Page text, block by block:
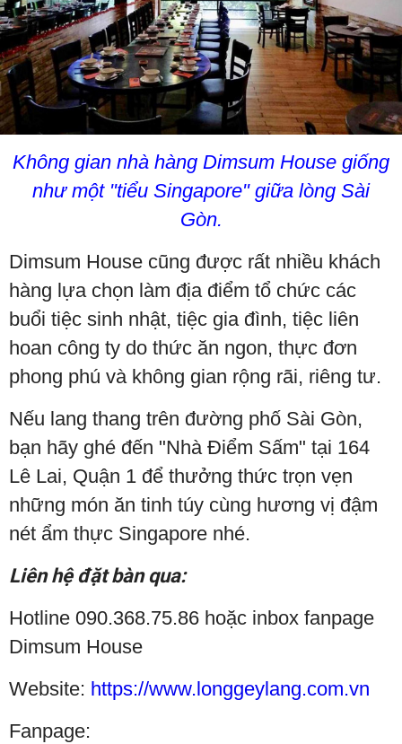
Không gian nhà hàng Dimsum House giống
như một "tiểu Singapore" giữa lòng Sài
Gòn.
Dimsum House cũng được rất nhiều khách
hàng lựa chọn làm địa điểm tổ chức các
buổi tiệc sinh nhật, tiệc gia đình, tiệc liên
hoan công ty do thức ăn ngon, thực đơn
phong phú và không gian rộng rãi, riêng tư.
Nếu lang thang trên đường phố Sài Gòn,
bạn hãy ghé đến "Nhà Điểm Sấm" tại 164
Lê Lai, Quận 1 để thưởng thức trọn vẹn
những món ăn tinh túy cùng hương vị đậm
nét ẩm thực Singapore nhé.
Liên hệ đặt bàn qua:
Hotline ‎090.368.75.86 hoặc inbox fanpage
Dimsum House
Website: https://www.longgeylang.com.vn
Fanpage: